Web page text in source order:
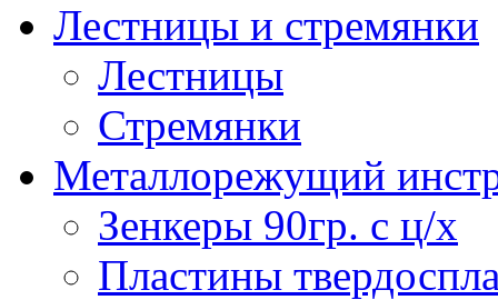
Лестницы и стремянки
Лестницы
Стремянки
Металлорежущий
Зенкеры 90гр. с ц/х
Пластины